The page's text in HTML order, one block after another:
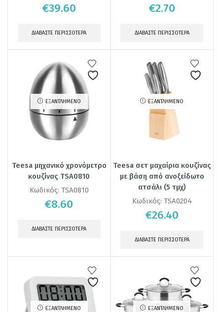
€39.60
ΔΙΑΒΆΣΤΕ ΠΕΡΙΣΣΌΤΕΡΑ
€2.70
ΔΙΑΒΆΣΤΕ ΠΕΡΙΣΣΌΤΕΡΑ
ΕΞΑΝΤΛΗΜΈΝΟ
Teesa μηχανικό χρονόμετρο
κουζίνας TSA0810
Κωδικός: TSA0810
€8.60
ΔΙΑΒΆΣΤΕ ΠΕΡΙΣΣΌΤΕΡΑ
ΕΞΑΝΤΛΗΜΈΝΟ
Teesa σετ μαχαίρια κουζίνας
με βάση από ανοξείδωτο
ατσάλι (5 τμχ)
Κωδικός: TSA0204
€26.40
ΔΙΑΒΆΣΤΕ ΠΕΡΙΣΣΌΤΕΡΑ
ΕΞΑΝΤΛΗΜΈΝΟ ΕΞΑΝΤΛΗΜΈΝΟ